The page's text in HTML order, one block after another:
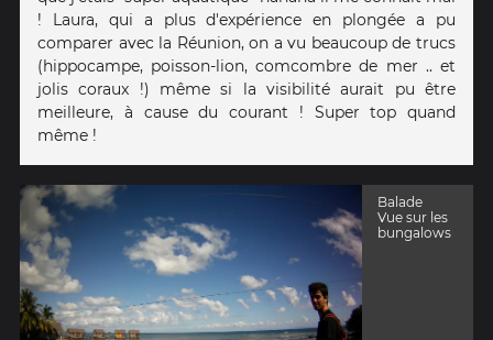
! Laura, qui a plus d'expérience en plongée a pu
comparer avec la Réunion, on a vu beaucoup de trucs
(hippocampe, poisson-lion, comcombre de mer .. et
jolis coraux !) même si la visibilité aurait pu être
meilleure, à cause du courant ! Super top quand
même !
Balade
Vue sur les
bungalows